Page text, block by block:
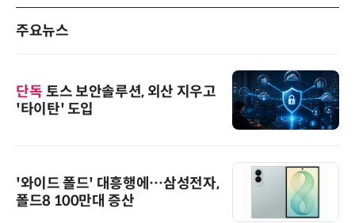
주요뉴스
단독 토스 보안솔루션, 외산 지우고
'타이탄' 도입
'와이드 폴드' 대흥행에…삼성전자,
폴드8 100만대 증산